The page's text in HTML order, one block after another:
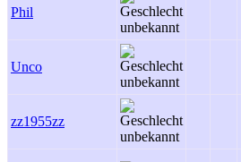
Phil
Unco
zz1955zz